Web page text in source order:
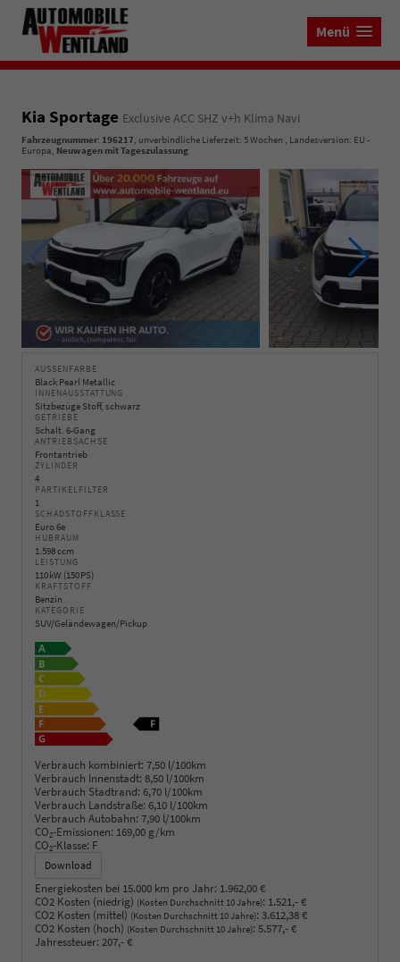
Menü
Kia Sportage Exclusive ACC SHZ v+h Klima Navi
Fahrzeugnummer: 196217, unverbindliche Lieferzeit: 5 Wochen , Landesversion: EU -
Europa, Neuwagen mit Tageszulassung
AUSSENFARBE
Black Pearl Metallic
INNENAUSSTATTUNG
Sitzbezüge Stoff, schwarz
GETRIEBE
Schalt. 6-Gang
ANTRIEBSACHSE
Frontantrieb
ZYLINDER
4
PARTIKELFILTER
1
SCHADSTOFFKLASSE
Euro 6e
HUBRAUM
1.598 ccm
LEISTUNG
110 kW (150 PS)
KRAFTSTOFF
Benzin
KATEGORIE
SUV/Geländewagen/Pickup
Verbrauch kombiniert: 7,50 l/100km
Verbrauch Innenstadt: 8,50 l/100km
Verbrauch Stadtrand: 6,70 l/100km
Verbrauch Landstraße: 6,10 l/100km
Verbrauch Autobahn: 7,90 l/100km
CO2-Emissionen: 169,00 g/km
CO2-Klasse: F
Download
Energiekosten bei 15.000 km pro Jahr: 1.962,00 €
CO2 Kosten (niedrig) (Kosten Durchschnitt 10 Jahre): 1.521,- €
CO2 Kosten (mittel) (Kosten Durchschnitt 10 Jahre): 3.612,38 €
CO2 Kosten (hoch) (Kosten Durchschnitt 10 Jahre): 5.577,- €
Jahressteuer: 207,- €